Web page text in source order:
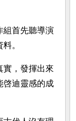
組首先聽導演
。
實，發揮出來
啓迪靈感的成